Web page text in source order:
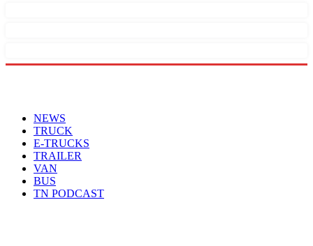
NEWS
TRUCK
E-TRUCKS
TRAILER
VAN
BUS
TN PODCAST